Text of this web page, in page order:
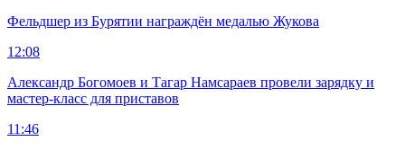
Фельдшер из Бурятии награждён медалью Жукова
12:08
Александр Богомоев и Тагар Намсараев провели зарядку и
мастер-класс для приставов
11:46